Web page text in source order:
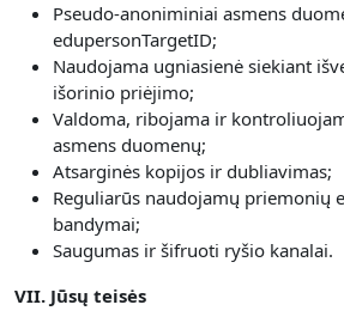
Pseudo-anoniminiai asmens
edupersonTargetID;
Naudojama ugniasienė siekiant
išorinio priėjimo;
Valdoma, ribojama ir
asmens duomenų;
Atsarginės kopijos ir dubliavimas;
Reguliarūs naudojamų priemonių
bandymai;
Saugumas ir šifruoti ryšio kanalai.
VII. Jūsų teisės